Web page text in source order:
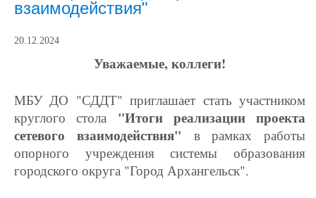
взаимодействия"
20.12.2024
Уважаемые, коллеги!
МБУ ДО "СДДТ" приглашает стать участником
круглого стола "Итоги реализации проекта
сетевого взаимодействия" в рамках работы
опорного учреждения системы образования
городского округа "Город Архангельск".